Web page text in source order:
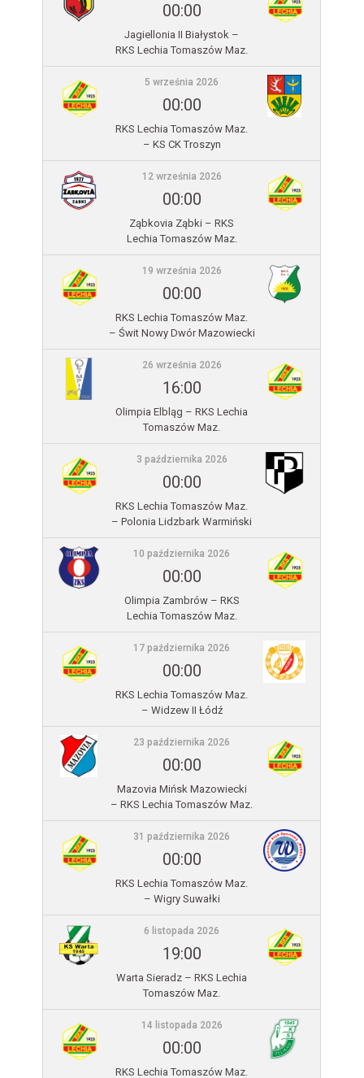
00:00
Jagiellonia II Białystok –
RKS Lechia Tomaszów Maz.
5 września 2026
00:00
RKS Lechia Tomaszów Maz.
– KS CK Troszyn
12 września 2026
00:00
Ząbkovia Ząbki – RKS
Lechia Tomaszów Maz.
19 września 2026
00:00
RKS Lechia Tomaszów Maz.
– Świt Nowy Dwór Mazowiecki
26 września 2026
16:00
Olimpia Elbląg – RKS Lechia
Tomaszów Maz.
3 października 2026
00:00
RKS Lechia Tomaszów Maz.
– Polonia Lidzbark Warmiński
10 października 2026
00:00
Olimpia Zambrów – RKS
Lechia Tomaszów Maz.
17 października 2026
00:00
RKS Lechia Tomaszów Maz.
– Widzew II Łódź
23 października 2026
00:00
Mazovia Mińsk Mazowiecki
– RKS Lechia Tomaszów Maz.
31 października 2026
00:00
RKS Lechia Tomaszów Maz.
– Wigry Suwałki
6 listopada 2026
19:00
Warta Sieradz – RKS Lechia
Tomaszów Maz.
14 listopada 2026
00:00
RKS Lechia Tomaszów Maz.